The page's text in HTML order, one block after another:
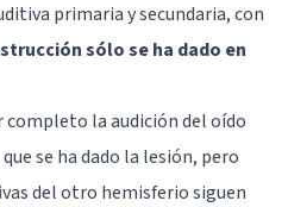
primaria y secundaria, con
sólo se ha dado en
completo la audición del oído
se ha dado la lesión, pero
del otro hemisferio siguen